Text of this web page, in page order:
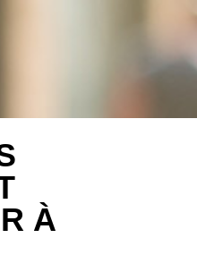
À